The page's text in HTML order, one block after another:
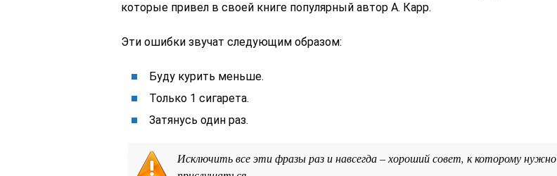
которые привел в своей книге популярный автор А. Карр.
Эти ошибки звучат следующим образом:
Буду курить меньше.
Только 1 сигарета.
Затянусь один раз.
Исключить все эти фразы раз и навсегда – хороший совет, к которому нужно